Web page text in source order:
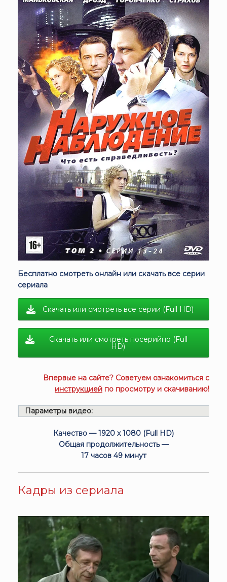
Бесплатно смотреть онлайн или скачать все серии
сериала
Скачать или смотреть все серии (Full HD)
Скачать или смотреть посерийно (Full
HD)
Впервые на сайте? Советуем ознакомиться с
инструкцией по просмотру и скачиванию!
Параметры видео:
Качество — 1920 x 1080 (Full HD)
Общая продолжительность —
17 часов 49 минут
Кадры из сериала